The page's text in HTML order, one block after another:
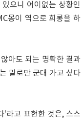
으니 어이없는 상황인
몽이 역으로 희롱을 하
아도 되는 명확한 결과
말로만 군대 가고 싶다
'라고 표현한 것은, 스스